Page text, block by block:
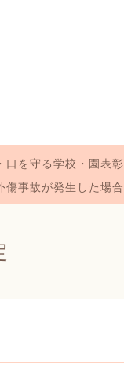
口を守る学校・園表彰
傷事故が発生した場合